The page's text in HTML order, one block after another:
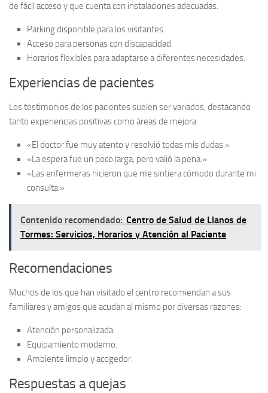
de fácil acceso y que cuenta con instalaciones adecuadas.
Parking disponible para los visitantes.
Acceso para personas con discapacidad.
Horarios flexibles para adaptarse a diferentes necesidades.
Experiencias de pacientes
Los testimonios de los pacientes suelen ser variados, destacando
tanto experiencias positivas como áreas de mejora.
«El doctor fue muy atento y resolvió todas mis dudas.»
«La espera fue un poco larga, pero valió la pena.»
«Las enfermeras hicieron que me sintiera cómodo durante mi
consulta.»
Contenido recomendado: Centro de Salud de Llanos de
Tormes: Servicios, Horarios y Atención al Paciente
Recomendaciones
Muchos de los que han visitado el centro recomiendan a sus
familiares y amigos que acudan al mismo por diversas razones:
Atención personalizada.
Equipamiento moderno.
Ambiente limpio y acogedor.
Respuestas a quejas